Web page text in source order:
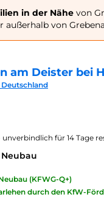
in der Nähe von
außerhalb von
am Deister bei
Deutschland
für 14 Tage
(KFWG-Q+)
durch den KfW-